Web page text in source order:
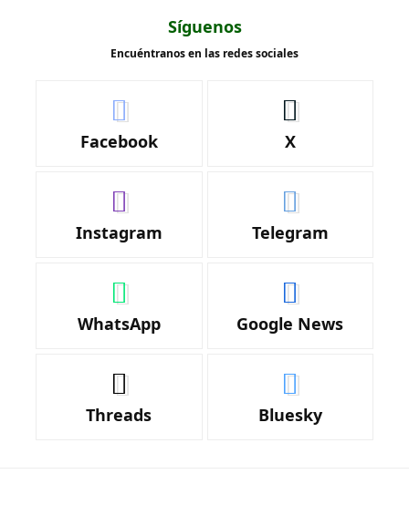
Síguenos
Encuéntranos en las redes sociales
Facebook X
Instagram Telegram
WhatsApp Google News
Threads Bluesky